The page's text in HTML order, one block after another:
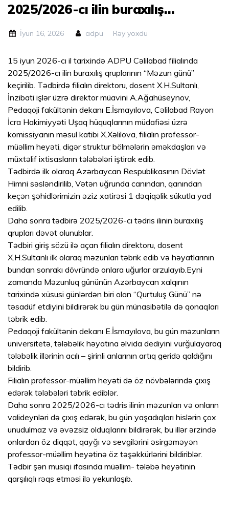
2025/2026-cı ilin buraxılış
qruplarının “Məzun günü” keçirilib.
İyun 16, 2026 adpu Rəy yoxdu
15 iyun 2026-cı il tarixində ADPU Cəlilabad filialında
2025/2026-cı ilin buraxılış qruplarının “Məzun günü”
keçirilib. Tədbirdə filialın direktoru, dosent X.H.Sultanlı,
İnzibati işlər üzrə direktor müavini A.Ağahüseynov,
Pedaqoji fakültənin dekanı E.İsmayılova, Cəlilabad Rayon
İcra Hakimiyyəti Uşaq hüquqlarının müdafiəsi üzrə
komissiyanın məsul katibi X.Xəlilova, filialın professor-
müəllim heyəti, digər struktur bölmələrin əməkdaşları və
müxtəlif ixtisasların tələbələri iştirak edib.
Tədbirdə ilk olaraq Azərbaycan Respublikasının Dövlət
Himni səsləndirilib, Vətən uğrunda canından, qanından
keçən şəhidlərimizin əziz xatirəsi 1 dəqiqəlik sükutla yad
edilib.
Daha sonra tədbirə 2025/2026-cı tədris ilinin buraxılış
qrupları dəvət olunublar.
Tədbiri giriş sözü ilə açan filialın direktoru, dosent
X.H.Sultanlı ilk olaraq məzunları təbrik edib və həyatlarının
bundan sonrakı dövründə onlara uğurlar arzulayıb.Eyni
zamanda Məzunluq gününün Azərbaycan xalqının
tarixində xüsusi günlərdən biri olan “Qurtuluş Günü” nə
təsadüf etdiyini bildirərək bu gün münasibətilə də qonaqları
təbrik edib.
Pedaqoji fakültənin dekanı E.İsmayılova, bu gün məzunların
universitetə, tələbəlik həyatına əlvida dediyini vurğulayaraq
tələbəlik illərinin acılı – şirinli anlarının artıq geridə qaldığını
bildirib.
Filialın professor-müəllim heyəti də öz növbələrində çıxış
edərək tələbələri təbrik ediblər.
Daha sonra 2025/2026-cı tədris ilinin məzunları və onların
valideynləri də çıxış edərək, bu gün yaşadıqları hislərin çox
unudulmaz və əvəzsiz olduqlarını bildirərək, bu illər ərzində
onlardan öz diqqət, qayğı və sevgilərini əsirgəməyən
professor-müəllim heyətinə öz təşəkkürlərini bildiriblər.
Tədbir şən musiqi ifasında müəllim- tələbə heyətinin
qarşılıqlı rəqs etməsi ilə yekunlaşıb.